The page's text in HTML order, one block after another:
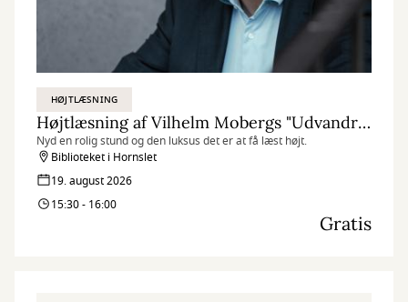
HØJTLÆSNING
Højtlæsning af Vilhelm Mobergs "Udvandrersaga"
Nyd en rolig stund og den luksus det er at få læst højt.
Biblioteket i Hornslet
19. august 2026
15:30 - 16:00
Gratis